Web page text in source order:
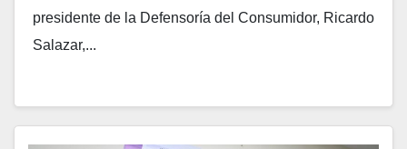
presidente de la Defensoría del Consumidor, Ricardo
Salazar,...